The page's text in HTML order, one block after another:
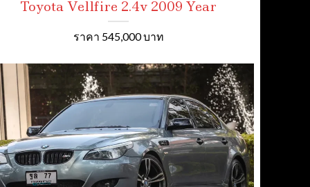
Toyota Vellfire 2.4v 2009 Year
ราคา 545,000 บาท